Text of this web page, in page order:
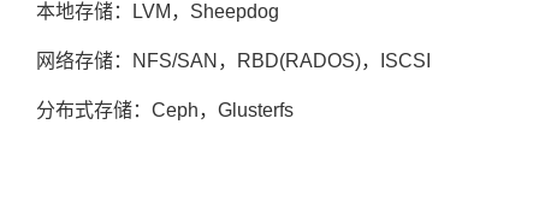
本地存储：LVM，Sheepdog
网络存储：NFS/SAN，RBD(RADOS)，ISCSI
分布式存储：Ceph，Glusterfs